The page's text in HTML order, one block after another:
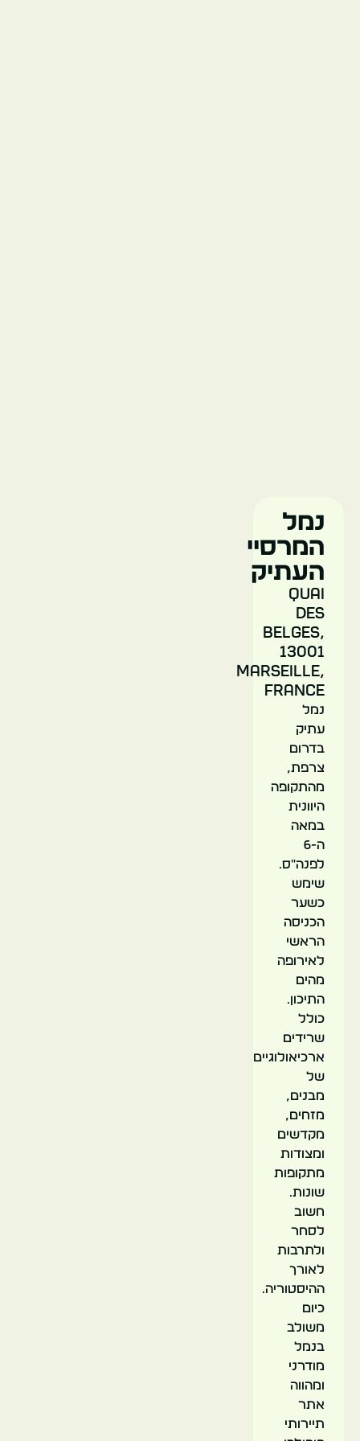
נמל
המרסיי
העתיק
Quai
des
Belges,
13001
Marseille,
France
נמל
עתיק
בדרום
צרפת,
מהתקופה
היוונית
במאה
ה-6
לפנה"ס.
שימש
כשער
הכניסה
הראשי
לאירופה
מהים
התיכון.
כולל
שרידים
ארכיאולוגיים
של
מבנים,
מזחים,
מקדשים
ומצודות
מתקופות
שונות.
חשוב
לסחר
ולתרבות
לאורך
ההיסטוריה.
כיום
משולב
בנמל
מודרני
ומהווה
אתר
תיירותי